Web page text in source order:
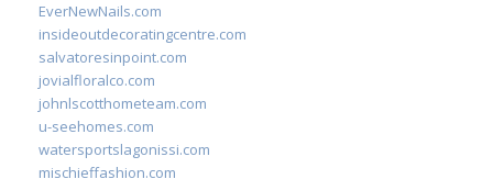
EverNewNails.com
insideoutdecoratingcentre.com
salvatoresinpoint.com
jovialfloralco.com
johnlscotthometeam.com
u-seehomes.com
watersportslagonissi.com
mischieffashion.com